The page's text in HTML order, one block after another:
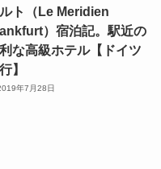
ト（Le Meridien
）宿泊記。駅近の
な高級ホテル【ドイツ
】
年7月28日